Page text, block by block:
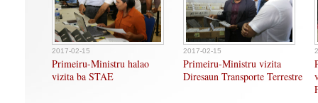
2017-02-15
Primeiru-Ministru halao
vizita ba STAE
2017-02-15
Primeiru-Ministru vizita
Diresaun Transporte Terrestre